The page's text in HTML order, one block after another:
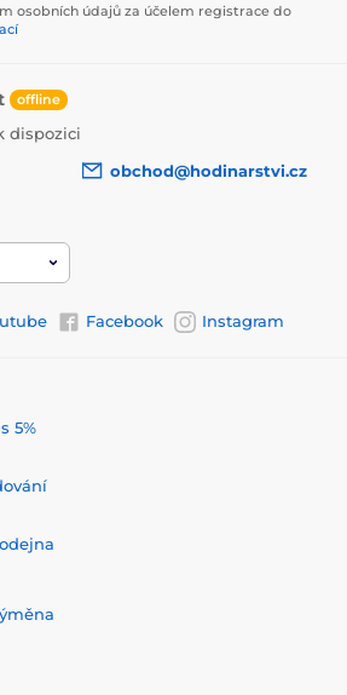
osobních údajů za účelem registrace do
offline
dispozici
obchod@hodinarstvi.cz
Facebook Instagram
5%